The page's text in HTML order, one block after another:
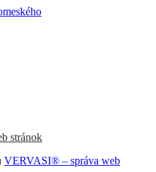
stránok
VERVASI® – správa web